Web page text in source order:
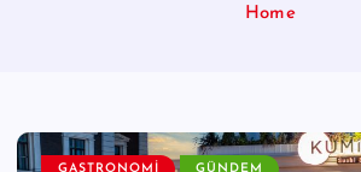
Home